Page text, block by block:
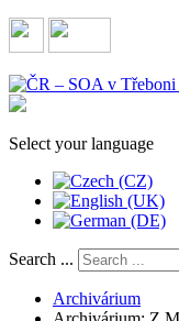
Select your language
Search ...
Archivárium